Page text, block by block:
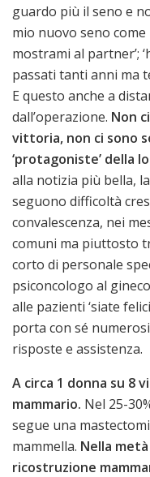
guardo più il seno e
mio nuovo seno
mostrami al partner’;
passati tanti anni ma
E questo anche a
dall’operazione. Non
vittoria, non ci sono
‘protagoniste’ della
alla notizia più bella,
seguono difficoltà
convalescenza, nei
comuni ma piuttosto
corto di personale
psiconcologo al
alle pazienti ‘siate
porta con sé
risposte e assistenza.
A circa 1 donna su 8
mammario. Nel 25-
segue una
mammella. Nella
ricostruzione